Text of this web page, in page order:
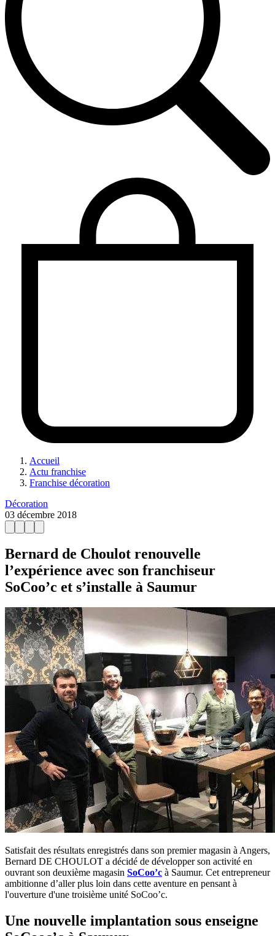
Accueil
Actu franchise
Franchise décoration
Décoration
03 décembre 2018
Bernard de Choulot renouvelle
l’expérience avec son franchiseur
SoCoo’c et s’installe à Saumur
Satisfait des résultats enregistrés dans son premier magasin à Angers,
Bernard DE CHOULOT a décidé de développer son activité en
ouvrant son deuxième magasin SoCoo’c à Saumur. Cet entrepreneur
ambitionne d’aller plus loin dans cette aventure en pensant à
l'ouverture d'une troisième unité SoCoo’c.
Une nouvelle implantation sous enseigne